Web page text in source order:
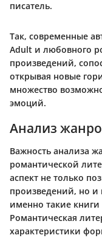
писатель.
Так, современные
Adult и любовного
произведений,
открывая новые
множество
эмоций.
Анализ
Важность анализа
романтической
аспект не только
произведений, но и
именно такие
Романтическая
характеристики